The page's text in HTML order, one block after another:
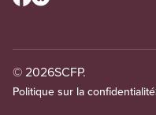
© 2026SCFP.
Politique sur la confidentialité